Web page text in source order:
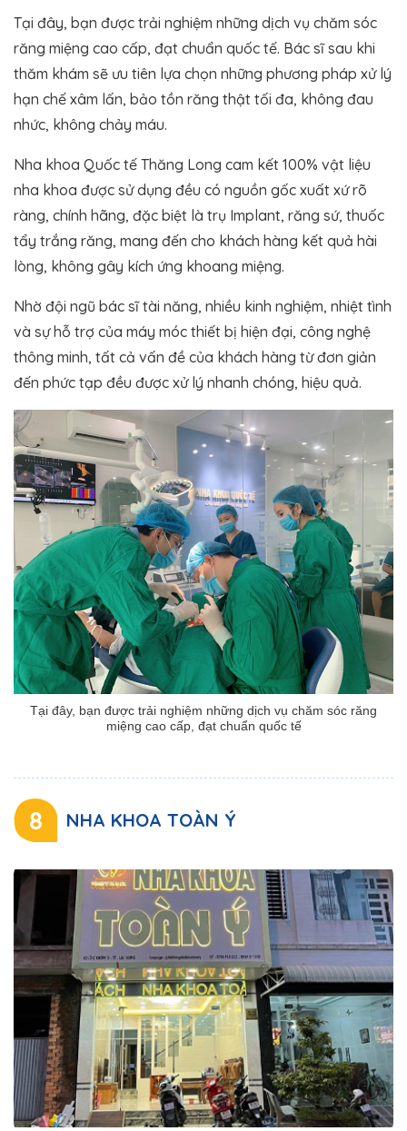
Tại đây, bạn được trải nghiệm những dịch vụ chăm sóc
răng miệng cao cấp, đạt chuẩn quốc tế. Bác sĩ sau khi
thăm khám sẽ ưu tiên lựa chọn những phương pháp xử lý
hạn chế xâm lấn, bảo tồn răng thật tối đa, không đau
nhức, không chảy máu.
Nha khoa Quốc tế Thăng Long cam kết 100% vật liệu
nha khoa được sử dụng đều có nguồn gốc xuất xứ rõ
ràng, chính hãng, đặc biệt là trụ Implant, răng sứ, thuốc
tẩy trắng răng, mang đến cho khách hàng kết quả hài
lòng, không gây kích ứng khoang miệng.
Nhờ đội ngũ bác sĩ tài năng, nhiều kinh nghiệm, nhiệt tình
và sự hỗ trợ của máy móc thiết bị hiện đại, công nghệ
thông minh, tất cả vấn đề của khách hàng từ đơn giản
đến phức tạp đều được xử lý nhanh chóng, hiệu quả.
Tại đây, bạn được trải nghiệm những dịch vụ chăm sóc răng
miệng cao cấp, đạt chuẩn quốc tế
8 NHA KHOA TOÀN Ý